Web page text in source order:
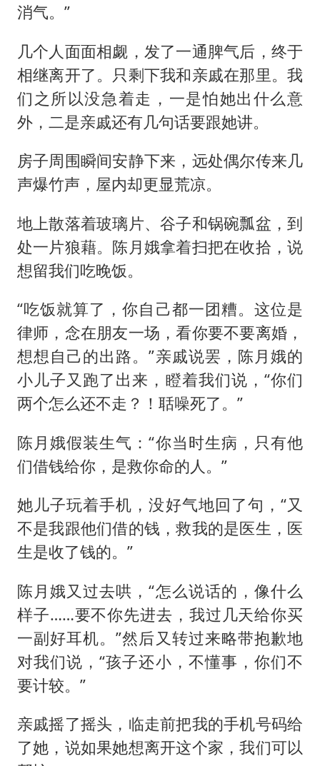
消气。”
几个人面面相觑，发了一通脾气后，终于
相继离开了。只剩下我和亲戚在那里。我
们之所以没急着走，一是怕她出什么意
外，二是亲戚还有几句话要跟她讲。
房子周围瞬间安静下来，远处偶尔传来几
声爆竹声，屋内却更显荒凉。
地上散落着玻璃片、谷子和锅碗瓢盆，到
处一片狼藉。陈月娥拿着扫把在收拾，说
想留我们吃晚饭。
“吃饭就算了，你自己都一团糟。这位是
律师，念在朋友一场，看你要不要离婚，
想想自己的出路。”亲戚说罢，陈月娥的
小儿子又跑了出来，瞪着我们说，“你们
两个怎么还不走？！聒噪死了。”
陈月娥假装生气：“你当时生病，只有他
们借钱给你，是救你命的人。”
她儿子玩着手机，没好气地回了句，“又
不是我跟他们借的钱，救我的是医生，医
生是收了钱的。”
陈月娥又过去哄，“怎么说话的，像什么
样子……要不你先进去，我过几天给你买
一副好耳机。”然后又转过来略带抱歉地
对我们说，“孩子还小，不懂事，你们不
要计较。”
亲戚摇了摇头，临走前把我的手机号码给
了她，说如果她想离开这个家，我们可以